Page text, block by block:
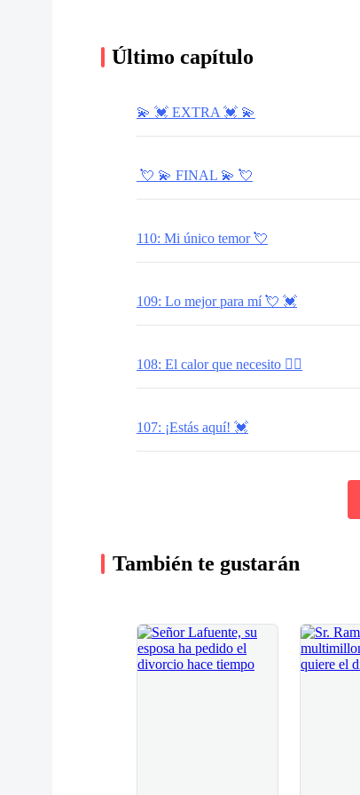
Último capítulo
💫 ​​💓 ​EXTRA 💓​ 💫​
​ 💘 ​💫​ FINAL 💫​ 💘​
110: Mi único temor 💘​
109: Lo mejor para mí ​💘 ​💓​
108: El calor que necesito ❤️‍🔥​
107: ¡Estás aquí! 💓​
También te gustarán